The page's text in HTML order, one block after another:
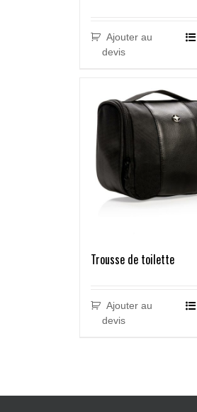
Ajouter au
devis
Trousse de toilette
Ajouter au
devis